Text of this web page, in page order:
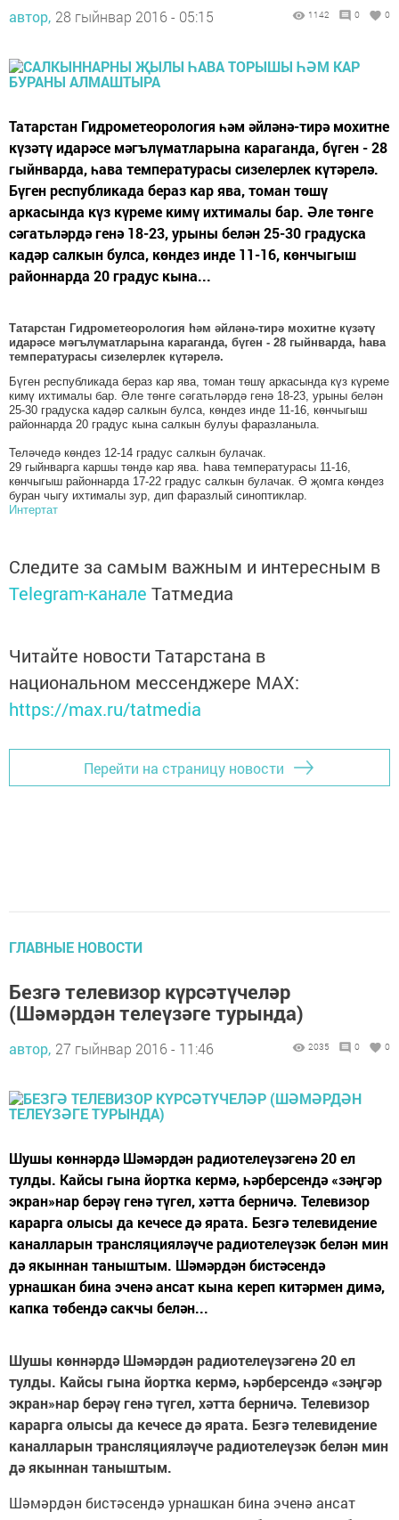
автор, 28 гыйнвар 2016 - 05:15 1142 0 0
Татарстан Гидрометеорология һәм әйләнә-тирә мохитне
күзәтү идарәсе мәгълүматларына караганда, бүген - 28
гыйнварда, һава температурасы сизелерлек күтәрелә.
Бүген республикада бераз кар ява, томан төшү
аркасында күз күреме кимү ихтималы бар. Әле төнге
сәгатьләрдә генә 18-23, урыны белән 25-30 градуска
кадәр салкын булса, көндез инде 11-16, көнчыгыш
районнарда 20 градус кына...
Татарстан Гидрометеорология һәм әйләнә-тирә мохитне күзәтү
идарәсе мәгълүматларына караганда, бүген - 28 гыйнварда, һава
температурасы сизелерлек күтәрелә.
Бүген республикада бераз кар ява, томан төшү аркасында күз күреме
кимү ихтималы бар. Әле төнге сәгатьләрдә генә 18-23, урыны белән
25-30 градуска кадәр салкын булса, көндез инде 11-16, көнчыгыш
районнарда 20 градус кына салкын булуы фаразланыла.
Теләчедә көндез 12-14 градус салкын булачак.
29 гыйнварга каршы төндә кар ява. Һава температурасы 11-16,
көнчыгыш районнарда 17-22 градус салкын булачак. Ә җомга көндез
буран чыгу ихтималы зур, дип фаразлый синоптиклар.
Интертат
Следите за самым важным и интересным в
Telegram-канале Татмедиа
Читайте новости Татарстана в
национальном мессенджере MАХ:
https://max.ru/tatmedia
Перейти на страницу новости
ГЛАВНЫЕ НОВОСТИ
Безгә телевизор күрсәтүчеләр
(Шәмәрдән телеүзәге турында)
автор, 27 гыйнвар 2016 - 11:46 2035 0 0
Шушы көннәрдә Шәмәрдән радиотелеүзәгенә 20 ел
тулды. Кайсы гына йортка кермә, һәрберсендә «зәңгәр
экран»нар берәү генә түгел, хәтта берничә. Телевизор
карарга олысы да кечесе дә ярата. Безгә телевидение
каналларын трансляцияләүче радиотелеүзәк белән мин
дә якыннан таныштым. Шәмәрдән бистәсендә
урнашкан бина эченә ансат кына кереп китәрмен димә,
капка төбендә сакчы белән...
Шушы көннәрдә Шәмәрдән радиотелеүзәгенә 20 ел
тулды. Кайсы гына йортка кермә, һәрберсендә «зәңгәр
экран»нар берәү генә түгел, хәтта берничә. Телевизор
карарга олысы да кечесе дә ярата. Безгә телевидение
каналларын трансляцияләүче радиотелеүзәк белән мин
дә якыннан таныштым.
Шәмәрдән бистәсендә урнашкан бина эченә ансат